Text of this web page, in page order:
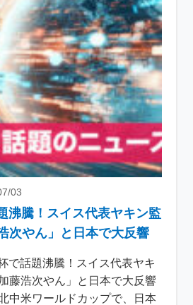
03
沸騰！スイス代表ヤキン監
次やん」と日本で大反響
で話題沸騰！スイス代表ヤキ
藤浩次やん」と日本で大反響
中米ワールドカップで、日本